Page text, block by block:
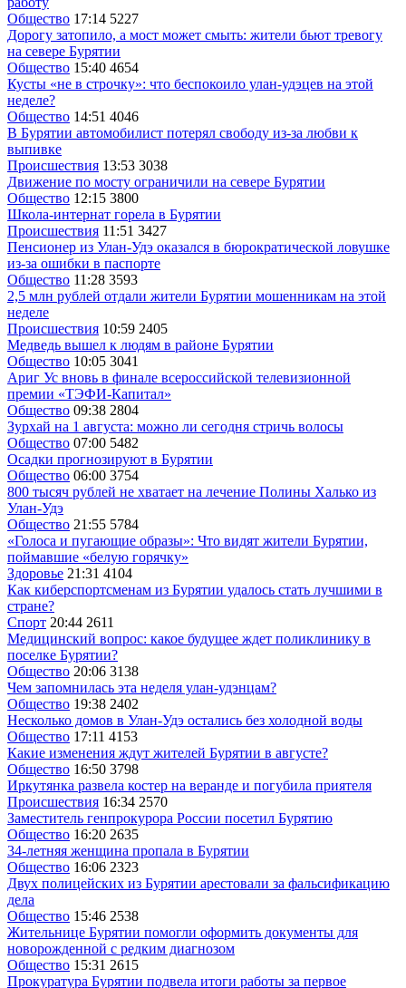
Общество 17:14 5227
Дорогу затопило, а мост может смыть: жители бьют тревогу
на севере Бурятии
Общество 15:40 4654
Кусты «не в строчку»: что беспокоило улан-удэцев на этой
неделе?
Общество 14:51 4046
В Бурятии автомобилист потерял свободу из-за любви к
выпивке
Происшествия 13:53 3038
Движение по мосту ограничили на севере Бурятии
Общество 12:15 3800
Школа-интернат горела в Бурятии
Происшествия 11:51 3427
Пенсионер из Улан-Удэ оказался в бюрократической ловушке
из-за ошибки в паспорте
Общество 11:28 3593
2,5 млн рублей отдали жители Бурятии мошенникам на этой
неделе
Происшествия 10:59 2405
Медведь вышел к людям в районе Бурятии
Общество 10:05 3041
Ариг Ус вновь в финале всероссийской телевизионной
премии «ТЭФИ-Капитал»
Общество 09:38 2804
Зурхай на 1 августа: можно ли сегодня стричь волосы
Общество 07:00 5482
Осадки прогнозируют в Бурятии
Общество 06:00 3754
800 тысяч рублей не хватает на лечение Полины Халько из
Улан-Удэ
Общество 21:55 5784
«Голоса и пугающие образы»: Что видят жители Бурятии,
поймавшие «белую горячку»
Здоровье 21:31 4104
Как киберспортсменам из Бурятии удалось стать лучшими в
стране?
Спорт 20:44 2611
Медицинский вопрос: какое будущее ждет поликлинику в
поселке Бурятии?
Общество 20:06 3138
Чем запомнилась эта неделя улан-удэнцам?
Общество 19:38 2402
Несколько домов в Улан-Удэ остались без холодной воды
Общество 17:11 4153
Какие изменения ждут жителей Бурятии в августе?
Общество 16:50 3798
Иркутянка развела костер на веранде и погубила приятеля
Происшествия 16:34 2570
Заместитель генпрокурора России посетил Бурятию
Общество 16:20 2635
34-летняя женщина пропала в Бурятии
Общество 16:06 2323
Двух полицейских из Бурятии арестовали за фальсификацию
дела
Общество 15:46 2538
Жительнице Бурятии помогли оформить документы для
новорожденной с редким диагнозом
Общество 15:31 2615
Прокуратура Бурятии подвела итоги работы за первое